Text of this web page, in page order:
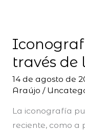
través de
14 de agosto de
Araújo /
La iconografía
reciente, como a
través
la